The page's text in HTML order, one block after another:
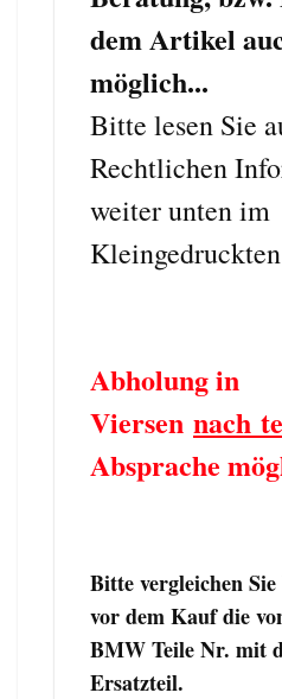
dem Artikel
möglich...
Bitte lesen Sie
Rechtlichen
weiter unten im
Abholung in
Viersen nach
Absprache
Bitte vergleichen
vor dem Kauf die
BMW Teile Nr. mit
Ersatzteil.